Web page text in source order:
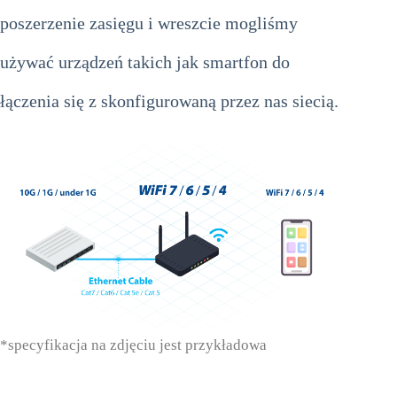
poszerzenie zasięgu i wreszcie mogliśmy
używać urządzeń takich jak smartfon do
łączenia się z skonfigurowaną przez nas siecią.
*specyfikacja na zdjęciu jest przykładowa